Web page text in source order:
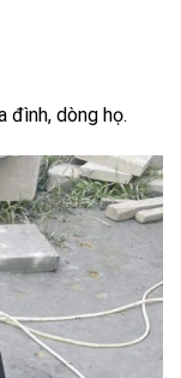
đình, dòng họ.